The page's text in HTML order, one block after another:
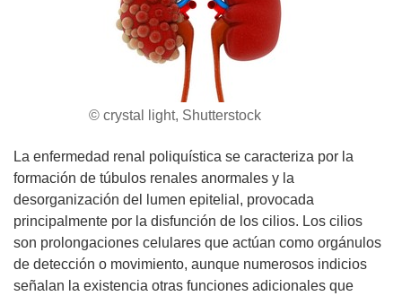
© crystal light, Shutterstock
La enfermedad renal poliquística se caracteriza por la
formación de túbulos renales anormales y la
desorganización del lumen epitelial, provocada
principalmente por la disfunción de los cilios. Los cilios
son prolongaciones celulares que actúan como orgánulos
de detección o movimiento, aunque numerosos indicios
señalan la existencia otras funciones adicionales que